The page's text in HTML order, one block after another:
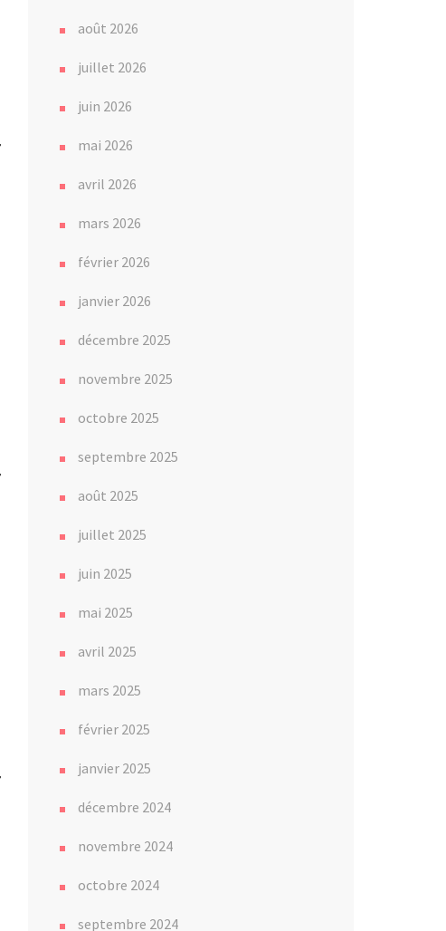
août 2026
juillet 2026
juin 2026
mai 2026
avril 2026
mars 2026
février 2026
janvier 2026
décembre 2025
novembre 2025
octobre 2025
septembre 2025
août 2025
juillet 2025
juin 2025
mai 2025
avril 2025
mars 2025
février 2025
janvier 2025
décembre 2024
novembre 2024
octobre 2024
septembre 2024